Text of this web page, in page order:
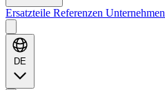
Ersatzteile Referenzen Unternehmen
DE